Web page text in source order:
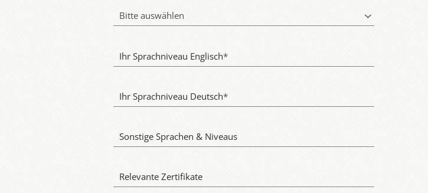
Bitte auswählen
Ihr Sprachniveau Englisch*
Ihr Sprachniveau Deutsch*
Sonstige Sprachen & Niveaus
Relevante Zertifikate